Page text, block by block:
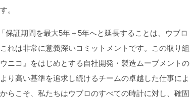
。
証期間を最大5年＋5年へと延長することは、ウブロ
れは非常に意義深いコミットメントです。この取り組
ニコ』をはじめとする自社開発・製造ムーブメントの
り高い基準を追求し続けるチームの卓越した仕事によ
らこそ、私たちはウブロのすべての時計に対し、確固